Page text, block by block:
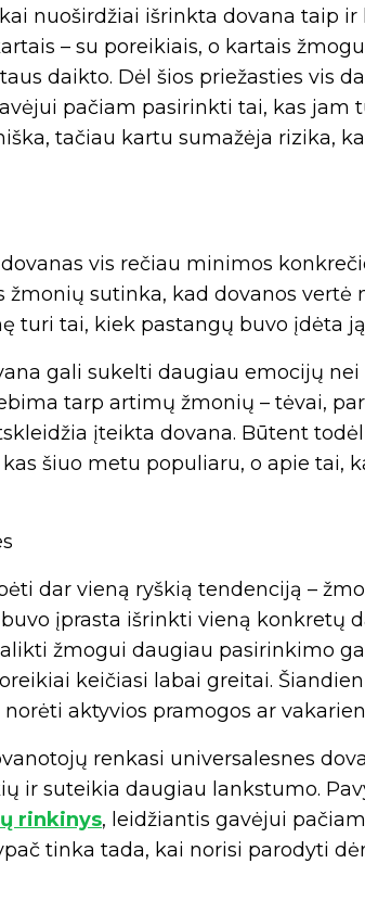
nuoširdžiai išrinkta dovana taip
– su poreikiais, o kartais
daikto. Dėl šios priežasties vis
pačiam pasirinkti tai, kas jam
tačiau kartu sumažėja rizika,
vis rečiau minimos
žmonių sutinka, kad dovanos
turi tai, kiek pastangų buvo įdėta
gali sukelti daugiau emocijų
tarp artimų žmonių – tėvai,
įteikta dovana. Būtent
šiuo metu populiaru, o apie tai,
dar vieną ryškią tendenciją –
įprasta išrinkti vieną konkretų
žmogui daugiau pasirinkimo
keičiasi labai greitai.
aktyvios pramogos ar
renkasi universalesnes
ir suteikia daugiau lankstumo.
rinkinys, leidžiantis gavėjui
tinka tada, kai norisi parodyti